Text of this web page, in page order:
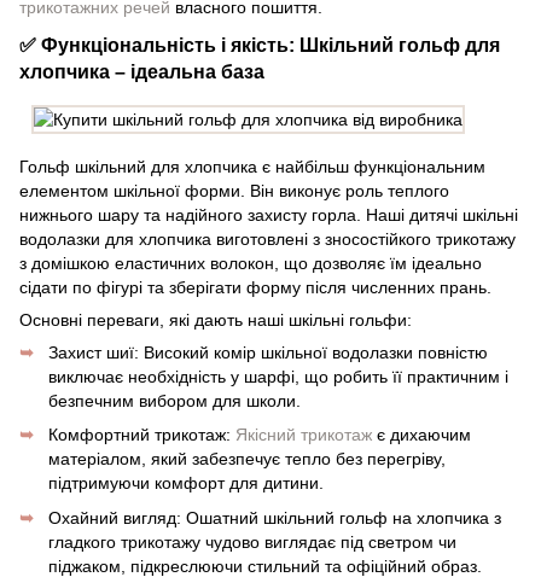
трикотажних речей власного пошиття.
✅ Функціональність і якість: Шкільний гольф для
хлопчика – ідеальна база
Гольф шкільний для хлопчика є найбільш функціональним
елементом шкільної форми. Він виконує роль теплого
нижнього шару та надійного захисту горла. Наші дитячі шкільні
водолазки для хлопчика виготовлені з зносостійкого трикотажу
з домішкою еластичних волокон, що дозволяє їм ідеально
сідати по фігурі та зберігати форму після численних прань.
Основні переваги, які дають наші шкільні гольфи:
Захист шиї: Високий комір шкільної водолазки повністю
виключає необхідність у шарфі, що робить її практичним і
безпечним вибором для школи.
Комфортний трикотаж: Якісний трикотаж є дихаючим
матеріалом, який забезпечує тепло без перегріву,
підтримуючи комфорт для дитини.
Охайний вигляд: Ошатний шкільний гольф на хлопчика з
гладкого трикотажу чудово виглядає під светром чи
піджаком, підкреслюючи стильний та офіційний образ.